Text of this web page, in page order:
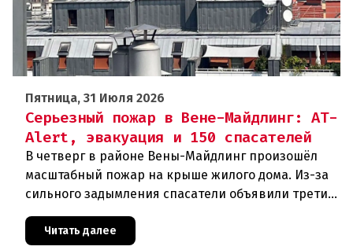
Пятница, 31 Июля 2026
Серьезный пожар в Вене-Майдлинг: AT-
Alert, эвакуация и 150 спасателей
В четверг в районе Вены-Майдлинг произошёл
масштабный пожар на крыше жилого дома. Из-за
сильного задымления спасатели объявили третий
уровень тревоги и задействовали 36 единиц
техники. Огонь удалось п
Читать далее